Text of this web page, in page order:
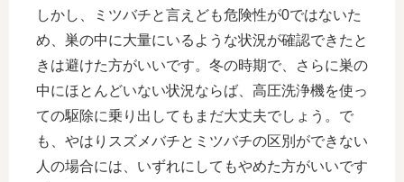
しかし、ミツバチと言えども危険性が0ではないた
め、巣の中に大量にいるような状況が確認できたと
きは避けた方がいいです。冬の時期で、さらに巣の
中にほとんどいない状況ならば、高圧洗浄機を使っ
ての駆除に乗り出してもまだ大丈夫でしょう。で
も、やはりスズメバチとミツバチの区別ができない
人の場合には、いずれにしてもやめた方がいいです